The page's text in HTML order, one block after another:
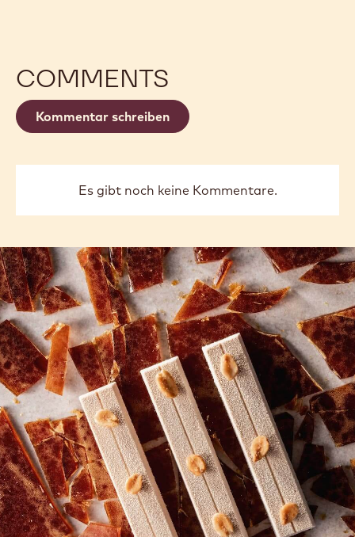
COMMENTS
Kommentar schreiben
Es gibt noch keine Kommentare.